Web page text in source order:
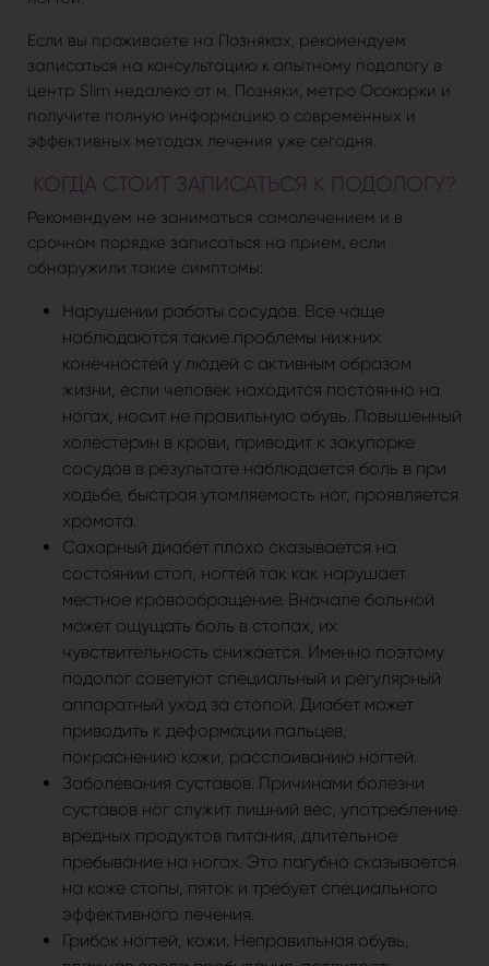
Если вы проживаете на Позняках, рекомендуем
записаться на консультацию к опытному подологу в
центр Slim недалеко от м. Позняки, метро Осокорки и
получите полную информацию о современных и
эффективных методах лечения уже сегодня.
КОГДА СТОИТ ЗАПИСАТЬСЯ К ПОДОЛОГУ?
Рекомендуем не заниматься самолечением и в
срочном порядке записаться на прием, если
обнаружили такие симптомы:
Нарушении работы сосудов. Все чаще
наблюдаются такие проблемы нижних
конечностей у людей с активным образом
жизни, если человек находится постоянно на
ногах, носит не правильную обувь. Повышенный
холестерин в крови, приводит к закупорке
сосудов в результате наблюдается боль в при
ходьбе, быстрая утомляемость ног, проявляется
хромота.
Сахарный диабет плохо сказывается на
состоянии стоп, ногтей так как нарушает
местное кровообращение. Вначале больной
может ощущать боль в стопах, их
чувствительность снижается. Именно поэтому
подолог советуют специальный и регулярный
аппаратный уход за стопой. Диабет может
приводить к деформации пальцев,
покраснению кожи, расслаиванию ногтей.
Заболевания суставов. Причинами болезни
суставов ног служит лишний вес, употребление
вредных продуктов питания, длительное
пребывание на ногах. Это пагубно сказывается
на коже стопы, пяток и требует специального
эффективного лечения.
Грибок ногтей, кожи. Неправильная обувь,